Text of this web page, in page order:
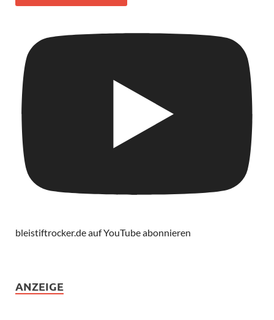
bleistiftrocker.de auf YouTube abonnieren
ANZEIGE